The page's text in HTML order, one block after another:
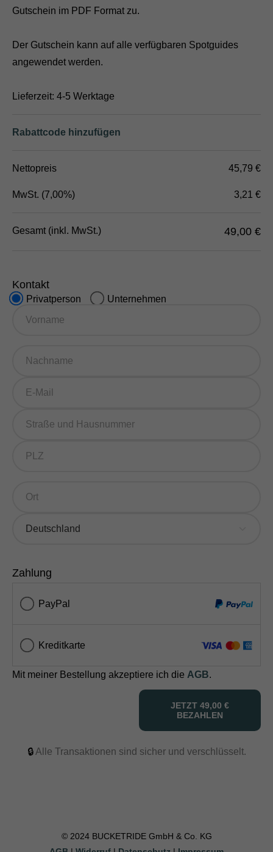
Kontakt
Privatperson Unternehmen
Zahlung
PayPal
Kreditkarte
Mit meiner Bestellung akzeptiere ich die AGB.
JETZT 49,00 €
BEZAHLEN
🔒 Alle Transaktionen sind sicher und verschlüsselt.
Gutschein im PDF Format zu.
Der Gutschein kann auf alle verfügbaren Spotguides
angewendet werden.
Lieferzeit: 4-5 Werktage
Rabattcode hinzufügen
Nettopreis 45,79 €
MwSt. (7,00%) 3,21 €
Gesamt (inkl. MwSt.) 49,00 €
© 2024 BUCKETRIDE GmbH & Co. KG